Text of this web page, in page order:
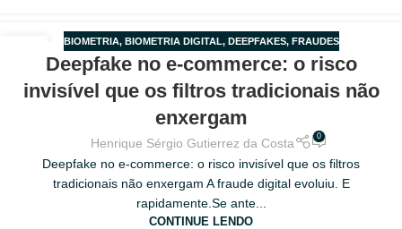
BIOMETRIA, BIOMETRIA DIGITAL, DEEPFAKES, FRAUDES
Deepfake no e-commerce: o risco
invisível que os filtros tradicionais não
enxergam
Henrique Sérgio Gutierrez da Costa 0
Deepfake no e-commerce: o risco invisível que os filtros
tradicionais não enxergam A fraude digital evoluiu. E
rapidamente.Se ante...
CONTINUE LENDO